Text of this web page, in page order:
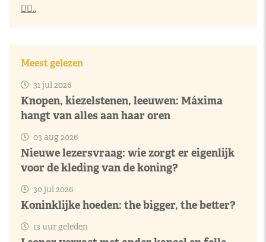
👌🏼..
Meest gelezen
31 jul 2026
Knopen, kiezelstenen, leeuwen: Máxima
hangt van alles aan haar oren
03 aug 2026
Nieuwe lezersvraag: wie zorgt er eigenlijk
voor de kleding van de koning?
30 jul 2026
Koninklijke hoeden: the bigger, the better?
13 uur geleden